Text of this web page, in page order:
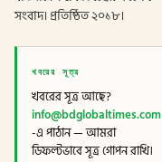
সংবাদ। প্রতিষ্ঠিত ২০১৮।
খবরের সূত্র
খবরের সূত্র আছে?
info@bdglobaltimes.com
-এ পাঠান — আমরা
ডিফল্টভাবে সূত্র গোপন রাখি।